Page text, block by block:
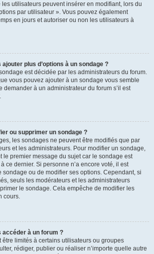
les utilisateurs peuvent insérer en modifiant, lors du
par utilisateur ». Vous pouvez également
en jours et autoriser ou non les utilisateurs à
plus d’options à un sondage ?
est décidée par les administrateurs du forum.
vous pouvez ajouter à un sondage vous semble
demander à un administrateur du forum s’il est
ou supprimer un sondage ?
les sondages ne peuvent être modifiés que par
et les administrateurs. Pour modifier un sondage,
le premier message du sujet car le sondage est
ce dernier. Si personne n’a encore voté, il est
ou de modifier ses options. Cependant, si
seuls les modérateurs et les administrateurs
le sondage. Cela empêche de modifier les
cours.
accéder à un forum ?
être limités à certains utilisateurs ou groupes
rédiger, publier ou réaliser n’importe quelle autre